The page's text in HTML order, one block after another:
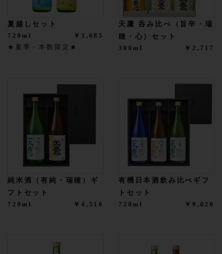
夏越しセット
720ml
￥3,685
★夏季・本数限定★
天鷹 呑み比べ（旨辛・瑞
穂・心）セット
300ml ￥2,717
純米酒（有純・瑞穂）ギ
フトセット
720ml ￥4,510
有機日本酒飲み比べギフ
トセット
720ml ￥9,020